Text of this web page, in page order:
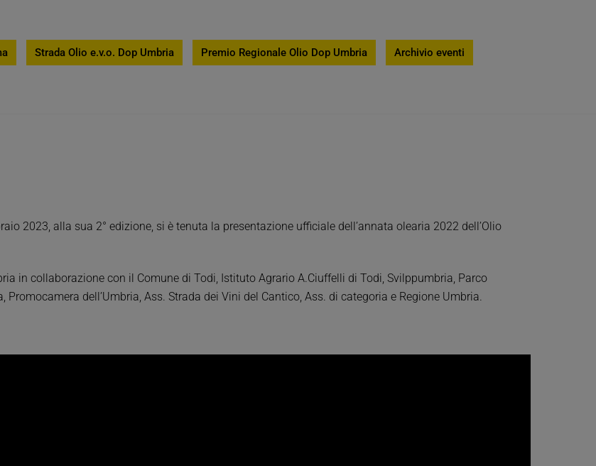
Strada Olio e.v.o. Dop Umbria Premio Regionale Olio Dop Umbria Archivio eventi
2023, alla sua 2° edizione, si è tenuta la presentazione ufficiale dell’annata olearia 2022 dell’Olio
in collaborazione con il Comune di Todi, Istituto Agrario A.Ciuffelli di Todi, Svilppumbria, Parco
Promocamera dell’Umbria, Ass. Strada dei Vini del Cantico, Ass. di categoria e Regione Umbria.